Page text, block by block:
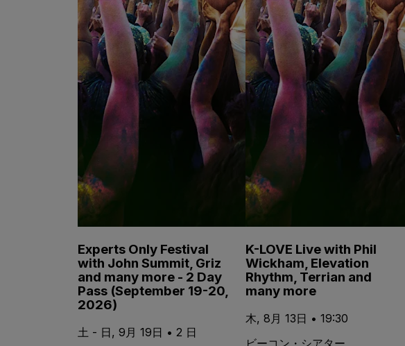
Experts Only Festival
with John Summit, Griz
and many more - 2 Day
Pass (September 19-20,
2026)
土 - 日, 9月 19日 • 2 日
K-LOVE Live with Phil
Wickham, Elevation
Rhythm, Terrian and
many more
木, 8月 13日 • 19:30
ビーコン・シアター